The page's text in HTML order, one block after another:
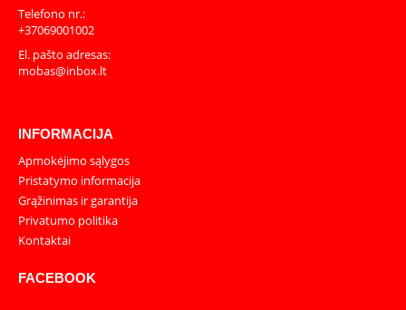
Telefono nr.:
+37069001002
El. pašto adresas:
mobas@inbox.lt
INFORMACIJA
Apmokėjimo sąlygos
Pristatymo informacija
Grąžinimas ir garantija
Privatumo politika
Kontaktai
FACEBOOK